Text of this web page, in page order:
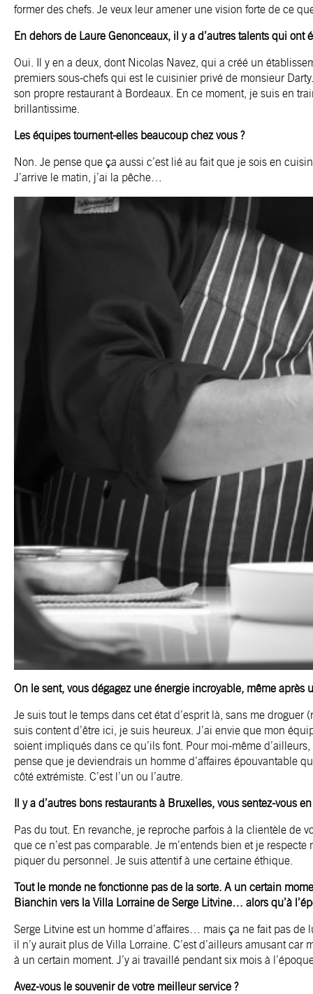
former des chefs. Je veux leur amener une vision forte de ce
En dehors de Laure Genonceaux, il y a d’autres talents qui ont
Oui. Il y en a deux, dont Nicolas Navez, qui a créé un
premiers sous-chefs qui est le cuisinier privé de monsieur
son propre restaurant à Bordeaux. En ce moment, je suis en
brillantissime.
Les équipes tournent-elles beaucoup chez vous ?
Non. Je pense que ça aussi c’est lié au fait que je sois en
J’arrive le matin, j’ai la pêche…
On le sent, vous dégagez une énergie incroyable, même après
Je suis tout le temps dans cet état d’esprit là, sans me droguer
suis content d’être ici, je suis heureux. J’ai envie que mon
soient impliqués dans ce qu’ils font. Pour moi-même
pense que je deviendrais un homme d’affaires épouvantable
côté extrémiste. C’est l’un ou l’autre.
Il y a d’autres bons restaurants à Bruxelles, vous sentez-vous
Pas du tout. En revanche, je reproche parfois à la clientèle de
que ce n’est pas comparable. Je m’entends bien et je
piquer du personnel. Je suis attentif à une certaine éthique.
Tout le monde ne fonctionne pas de la sorte. A un certain
Bianchin vers la Villa Lorraine de Serge Litvine… alors qu’à
Serge Litvine est un homme d’affaires… mais ça ne fait pas de
il n’y aurait plus de Villa Lorraine. C’est d’ailleurs amusant
à un certain moment. J’y ai travaillé pendant six mois à
Avez-vous le souvenir de votre meilleur service ?